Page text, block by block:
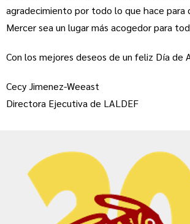
agradecimiento por todo lo que hace para
Mercer sea un lugar más acogedor para
Con los mejores deseos de un feliz Día de
Cecy Jimenez-Weeast
Directora Ejecutiva de LALDEF